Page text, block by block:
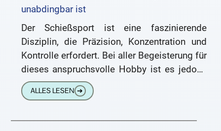
unabdingbar ist
Der Schießsport ist eine faszinierende
Disziplin, die Präzision, Konzentration und
Kontrolle erfordert. Bei aller Begeisterung für
dieses anspruchsvolle Hobby ist es jedoch
unerlässlich, die Sicherheit im Auge zu
behalten. Eine
ALLES LESEN ➔